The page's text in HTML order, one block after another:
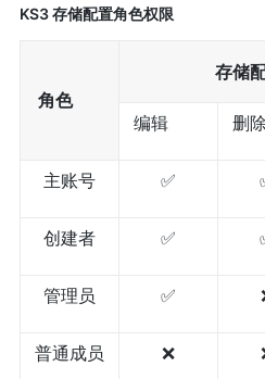
KS3 存储配置角色权限
角色
存储
编辑 删除
主账号 ✅
创建者 ✅
管理员 ✅
普通成员 ❌